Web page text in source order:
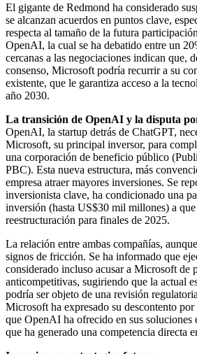
El gigante de Redmond ha considerado
se alcanzan acuerdos en puntos clave,
respecta al tamaño de la futura
OpenAI, la cual se ha debatido entre un
cercanas a las negociaciones indican que,
consenso, Microsoft podría recurrir a su
existente, que le garantiza acceso a la
año 2030.
La transición de OpenAI y la disputa
OpenAI, la startup detrás de ChatGPT,
Microsoft, su principal inversor, para
una corporación de beneficio público
PBC). Esta nueva estructura, más
empresa atraer mayores inversiones. Se
inversionista clave, ha condicionado una
inversión (hasta US$30 mil millones) a
reestructuración para finales de 2025.
La relación entre ambas compañías,
signos de fricción. Se ha informado que
considerado incluso acusar a Microsoft de
anticompetitivas, sugiriendo que la actual
podría ser objeto de una revisión
Microsoft ha expresado su descontento por
que OpenAI ha ofrecido en sus soluciones
que ha generado una competencia directa